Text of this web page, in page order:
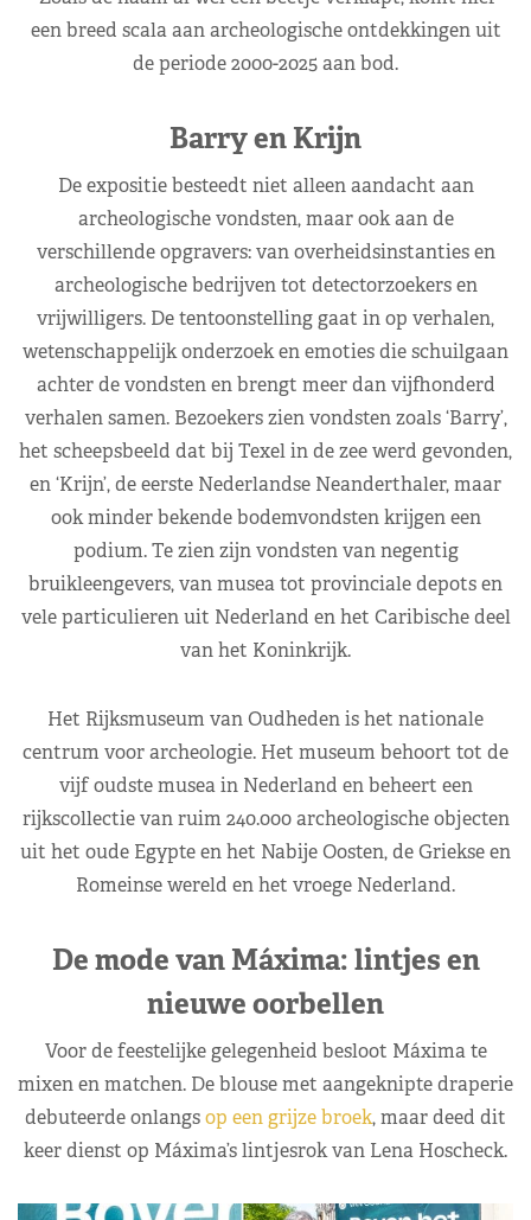
een breed scala aan archeologische ontdekkingen uit
de periode 2000-2025 aan bod.
Barry en Krijn
De expositie besteedt niet alleen aandacht aan
archeologische vondsten, maar ook aan de
verschillende opgravers: van overheidsinstanties en
archeologische bedrijven tot detectorzoekers en
vrijwilligers. De tentoonstelling gaat in op verhalen,
wetenschappelijk onderzoek en emoties die schuilgaan
achter de vondsten en brengt meer dan vijfhonderd
verhalen samen. Bezoekers zien vondsten zoals ‘Barry’,
het scheepsbeeld dat bij Texel in de zee werd gevonden,
en ‘Krijn’, de eerste Nederlandse Neanderthaler, maar
ook minder bekende bodemvondsten krijgen een
podium. Te zien zijn vondsten van negentig
bruikleengevers, van musea tot provinciale depots en
vele particulieren uit Nederland en het Caribische deel
van het Koninkrijk.
Het Rijksmuseum van Oudheden is het nationale
centrum voor archeologie. Het museum behoort tot de
vijf oudste musea in Nederland en beheert een
rijkscollectie van ruim 240.000 archeologische objecten
uit het oude Egypte en het Nabije Oosten, de Griekse en
Romeinse wereld en het vroege Nederland.
De mode van Máxima: lintjes en
nieuwe oorbellen
Voor de feestelijke gelegenheid besloot Máxima te
mixen en matchen. De blouse met aangeknipte draperie
debuteerde onlangsop een grijze broek, maar deed dit
keer dienst op Máxima’s lintjesrok van Lena Hoscheck.